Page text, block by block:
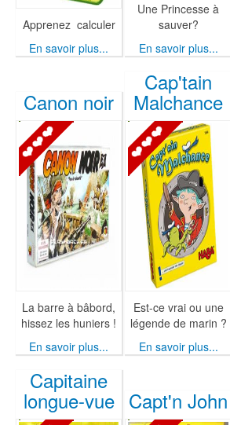
Apprenez calculer
En savoir plus...
Une Princesse à
sauver?
En savoir plus...
Canon noir
La barre à bâbord,
hissez les huniers !
En savoir plus...
Cap'tain
Malchance
Est-ce vrai ou une
légende de marin ?
En savoir plus...
Capitaine
longue-vue Capt'n John